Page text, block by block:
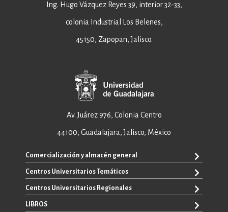
Ing. Hugo Vázquez Reyes 39, interior 32-33,
colonia Industrial Los Belenes,
45150, Zapopan, Jalisco.
Av. Juárez 976, Colonia Centro
44100, Guadalajara, Jalisco, México
Comercialización y almacén general
+52 33 3640 6326
+52 33 3640 4595
Centros Universitarios Temáticos
CUAAD
CUCEA
Centros Universitarios Regionales
CUALTOS
LIBROS